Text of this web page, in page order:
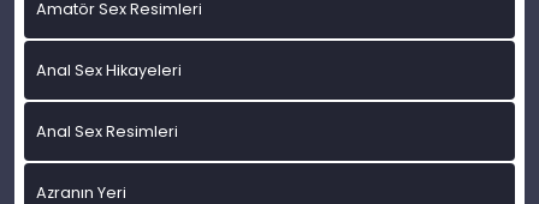
Amatör Sex Resimleri
Anal Sex Hikayeleri
Anal Sex Resimleri
Azranın Yeri